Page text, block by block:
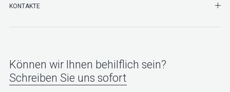
KONTAKTE
Können wir Ihnen behilflich sein?
Schreiben Sie uns sofort